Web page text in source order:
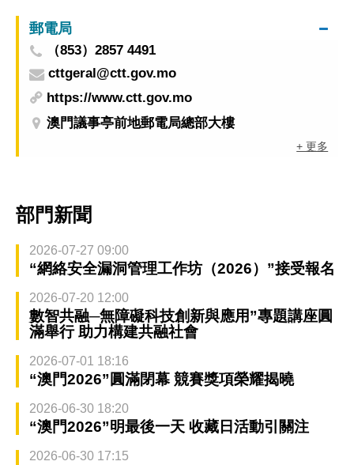
郵電局
（853）2857 4491
cttgeral@ctt.gov.mo
https://www.ctt.gov.mo
澳門議事亭前地郵電局總部大樓
+ 更多
部門新聞
2026-07-27 09:00
“網絡安全漏洞管理工作坊（2026）”接受報名
2026-07-20 12:00
數智共融─無障礙科技創新與應用”專題講座圓
滿舉行 助力構建共融社會
2026-07-01 18:16
“澳門2026”圓滿閉幕 競賽獎項榮耀揭曉
2026-06-30 18:20
“澳門2026”明最後一天 收藏日活動引關注
2026-06-30 17:15